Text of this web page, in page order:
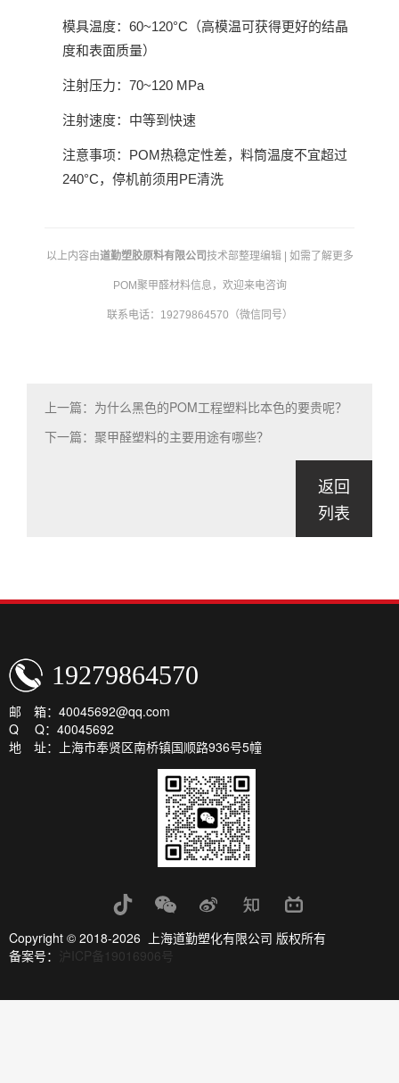
模具温度：60~120°C（高模温可获得更好的结晶
度和表面质量）
注射压力：70~120 MPa
注射速度：中等到快速
注意事项：POM热稳定性差，料筒温度不宜超过
240°C，停机前须用PE清洗
以上内容由道勤塑胶原料有限公司技术部整理编辑 | 如需了解更多
POM聚甲醛材料信息，欢迎来电咨询
联系电话：19279864570（微信同号）
上一篇：为什么黑色的POM工程塑料比本色的要贵呢？
下一篇：聚甲醛塑料的主要用途有哪些？
返回
列表
19279864570
邮 箱：40045692@qq.com
Q Q：40045692
地 址：上海市奉贤区南桥镇国顺路936号5幢
Copyright © 2018-2026 上海道勤塑化有限公司 版权所有
备案号： 沪ICP备19016906号